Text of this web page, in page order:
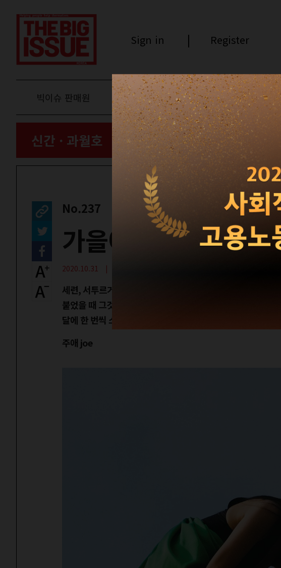
Sign in Register
빅이슈 판매원 후원하기 매거진
신간 · 과월호
No.237
가을에 듣는 네오소
2020.10.31 | 새로운 세련을 찾아서
세련, 서투르거나 어색한 데가 없이 능숙하고 미끈하게 갈고닦
붙었을 때 그것은 어딘가 잘 만들어진 동시에 매력적이라는
달에 한 번씩 소개하고자 한다. 이번에 소개할 세 사람은 다음
주애 joe